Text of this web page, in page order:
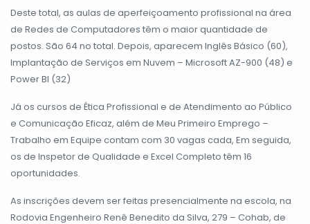
Deste total, as aulas de aperfeiçoamento profissional na área
de Redes de Computadores têm o maior quantidade de
postos. São 64 no total. Depois, aparecem Inglês Básico (60),
Implantação de Serviços em Nuvem – Microsoft AZ-900 (48) e
Power BI (32)
Já os cursos de Ética Profissional e de Atendimento ao Público
e Comunicação Eficaz, além de Meu Primeiro Emprego –
Trabalho em Equipe contam com 30 vagas cada, Em seguida,
os de Inspetor de Qualidade e Excel Completo têm 16
oportunidades.
As inscrições devem ser feitas presencialmente na escola, na
Rodovia Engenheiro Renê Benedito da Silva, 279 – Cohab, de